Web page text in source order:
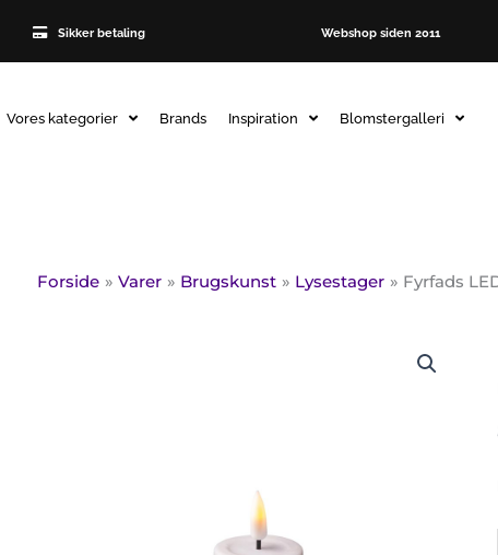
Sikker betaling Webshop siden 2011
Vores kategorier Brands Inspiration Blomstergalleri
Forside Varer Brugskunst Lysestager Fyrfads